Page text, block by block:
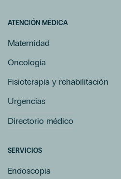
ATENCIÓN MÉDICA
Maternidad
Oncología
Fisioterapia y rehabilitación
Urgencias
Directorio médico
SERVICIOS
Endoscopia